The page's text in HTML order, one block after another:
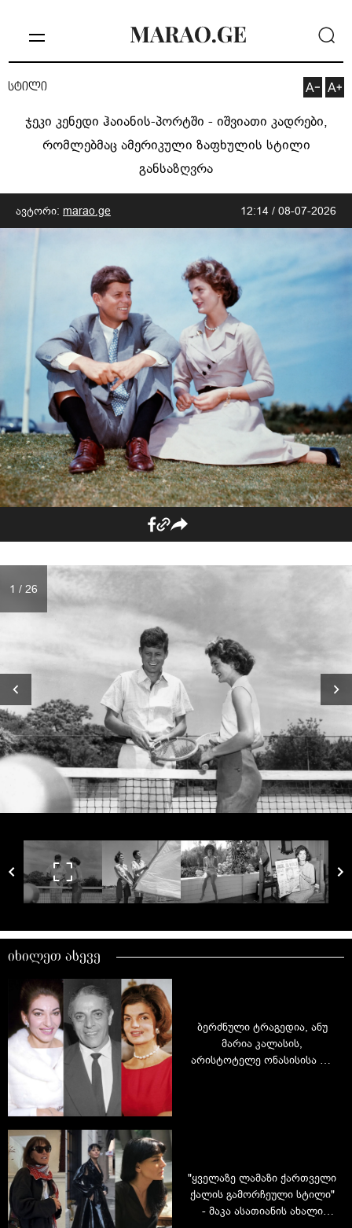
სტილი
ჯეკი კენედი ჰაიანის-პორტში - იშვიათი კადრები,
რომლებმაც ამერიკული ზაფხულის სტილი
განსაზღვრა
ავტორი: marao.ge 12:14 / 08-07-2026
1 / 26
იხილეთ ასევე
ბერძნული ტრაგედია, ანუ
მარია კალასის,
არისტოტელე ონასისისა და
"ყველაზე ლამაზი ქართველი
ქალის გამორჩეული სტილი"
- მაკა ასათიანის ახალი